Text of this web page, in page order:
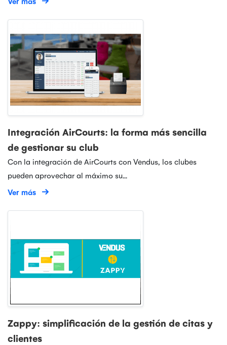
Integración AirCourts: la forma más sencilla
de gestionar su club
Con la integración de AirCourts con Vendus, los clubes
pueden aprovechar al máximo su...
Ver más
Zappy: simplificación de la gestión de citas y
clientes